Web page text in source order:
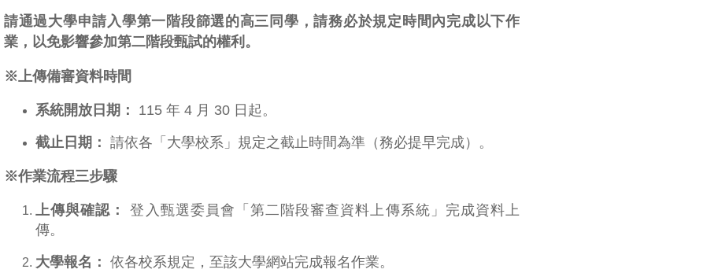
請通過大學申請入學第一階段篩選的高三同學，請務必於規定時間內完成以下作
業，以免影響參加第二階段甄試的權利。
※上傳備審資料時間
系統開放日期： 115 年 4 月 30 日起。
截止日期： 請依各「大學校系」規定之截止時間為準（務必提早完成）。
※作業流程三步驟
上傳與確認：
登入甄選委員會「第二階段審查資料上傳系統」完成資料上
傳。
大學報名： 依各校系規定，至該大學網站完成報名作業。